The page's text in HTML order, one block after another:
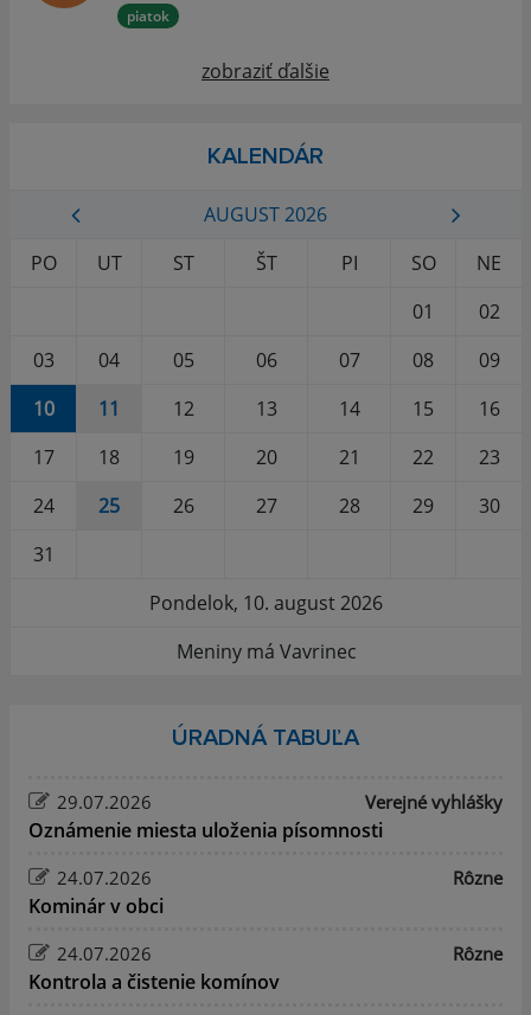
piatok
zobraziť ďalšie
KALENDÁR
AUGUST 2026
PO
UT ST ŠT PI SO
NE
01
02
03
04 05 06 07 08
09
10
11 12 13 14 15
16
17
18 19 20 21 22
23
24
25 26 27 28 29
30
31
Pondelok, 10. august 2026
Meniny má Vavrinec
ÚRADNÁ TABUĽA
29.07.2026 Verejné vyhlášky
Oznámenie miesta uloženia písomnosti
24.07.2026 Rôzne
Kominár v obci
24.07.2026 Rôzne
Kontrola a čistenie komínov